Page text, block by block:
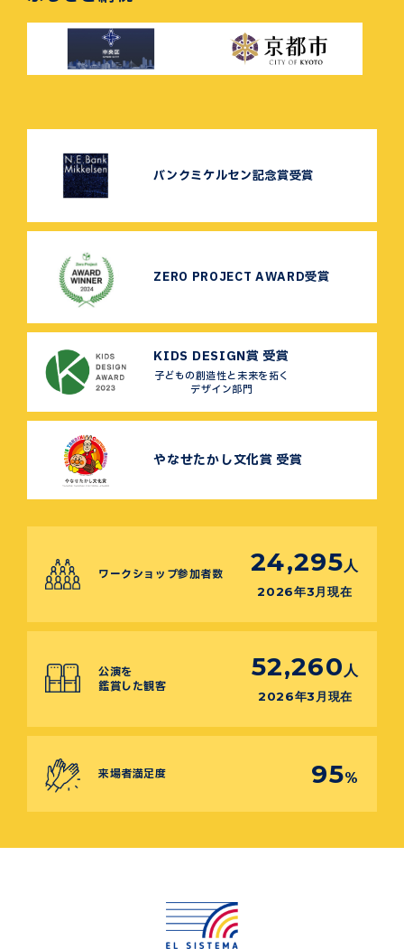
バンクミケルセン記念賞受賞
ZERO PROJECT AWARD受賞
KIDS DESIGN賞 受賞
子どもの創造性と未来を拓く
デザイン部門
やなせたかし文化賞 受賞
ワークショップ参加者数 24,295 人
2026年3月現在
公演を
鑑賞した観客
52,260 人
2026年3月現在
来場者満足度 95%